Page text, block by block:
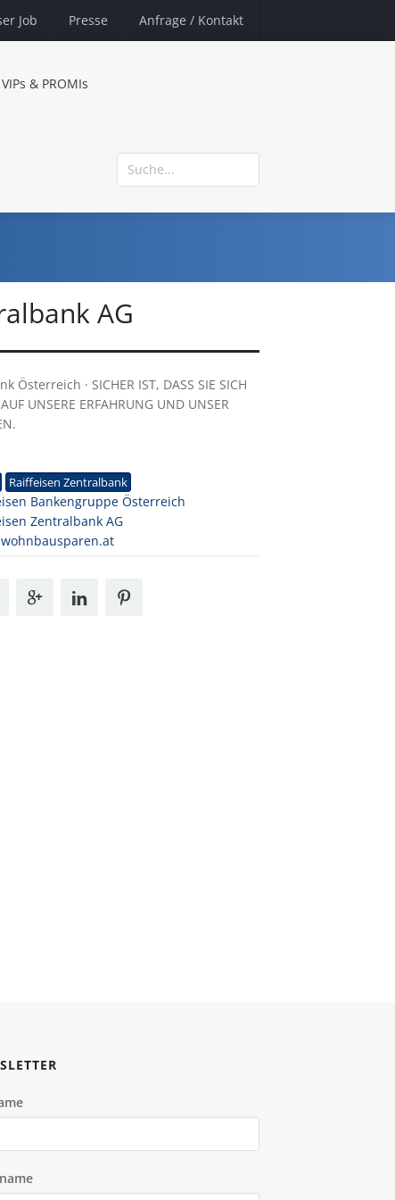
Job Presse Anfrage / Kontakt
& PROMIs
AG
· SICHER IST, DASS SIE SICH
UNSERE ERFAHRUNG UND UNSER
Raiffeisen Zentralbank
Bankengruppe Österreich
Zentralbank AG